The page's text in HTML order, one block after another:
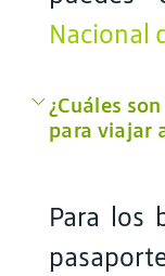
Nacional
¿Cuáles
para viajar
Para los